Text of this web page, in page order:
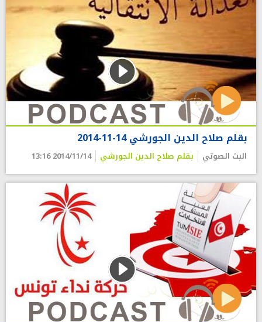
بقلم صلاح الدين الجورشي 14-11-2014
البث الصوتي بقلم صلاح الدين الجورشي 2014/11/14 13:16